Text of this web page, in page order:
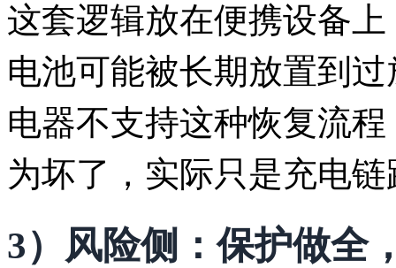
这套逻辑放在便携设备
电池可能被长期放置到
电器不支持这种恢复流
为坏了，实际只是充电
3）风险侧：保护做全